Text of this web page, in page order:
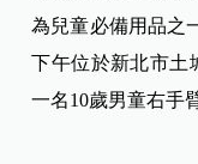
為兒童必備用品之
下午位於新北市土
一名10歲男童右手